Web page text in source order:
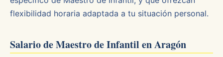
flexibilidad horaria adaptada a tu situación personal.
Salario de Maestro de Infantil en Aragón